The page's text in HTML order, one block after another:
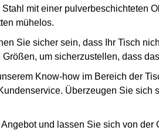
mit einer pulverbeschichteten
mühelos.
Sie sicher sein, dass Ihr Tisch
um sicherzustellen, dass
Know-how im Bereich der
Überzeugen Sie
und lassen Sie sich von der